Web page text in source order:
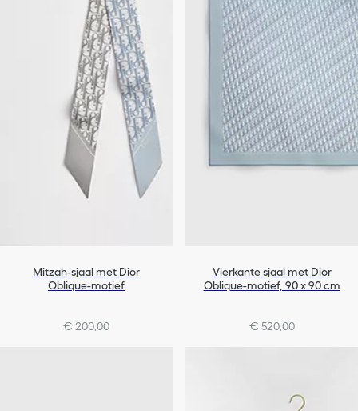
Mitzah-sjaal met Dior
Oblique-motief
€ 200,00
Vierkante sjaal met Dior
Oblique-motief, 90 x 90 cm
€ 520,00